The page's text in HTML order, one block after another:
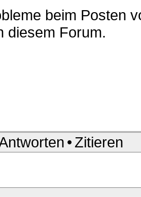
beim Posten
diesem Forum.
• Zitieren